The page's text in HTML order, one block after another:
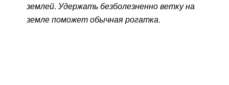
землей. Удержать безболезненно ветку на
земле поможет обычная рогатка.